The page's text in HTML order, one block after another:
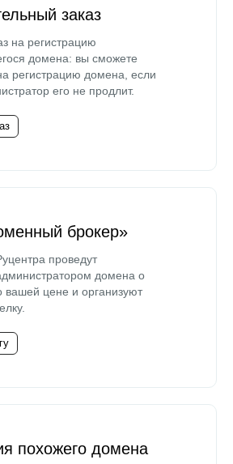
заказ
на регистрацию
домена: вы сможете
регистрацию домена, если
его не продлит.
брокер»
проведут
домена о
вашей цене и организуют
похожего домена